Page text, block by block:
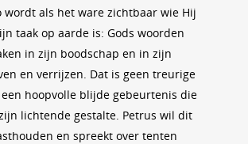
wordt als het ware zichtbaar wie Hij
taak op aarde is: Gods woorden
in zijn boodschap en in zijn
en verrijzen. Dat is geen treurige
hoopvolle blijde gebeurtenis die
lichtende gestalte. Petrus wil dit
en spreekt over tenten